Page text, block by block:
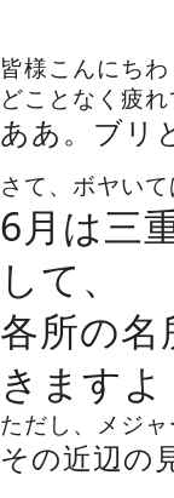
皆様こんにち
どことなく疲
ああ。 ブリ
さて、ボヤい
6月は三
して、
各所の名
きますよ
ただし、メジ
その近辺の